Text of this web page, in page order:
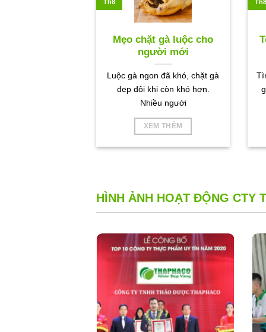
Mẹo chặt gà luộc cho
người mới
Luộc gà ngon đã khó, chặt gà
đẹp đôi khi còn khó hơn.
Nhiều người
XEM THÊM
Th8 Th8
HÌNH ẢNH HOẠT ĐỘNG CTY